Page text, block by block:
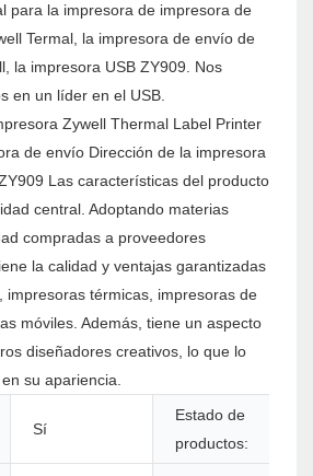
para la impresora de impresora de
Termal, la impresora de envío de
la impresora USB ZY909. Nos
en un líder en el USB.
Zywell Thermal Label Printer
de envío Dirección de la impresora
Las características del producto
central. Adoptando materias
compradas a proveedores
la calidad y ventajas garantizadas
impresoras térmicas, impresoras de
móviles. Además, tiene un aspecto
diseñadores creativos, lo que lo
su apariencia.
Sí
Estado de
productos: